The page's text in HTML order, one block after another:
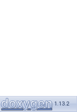
1.13.2